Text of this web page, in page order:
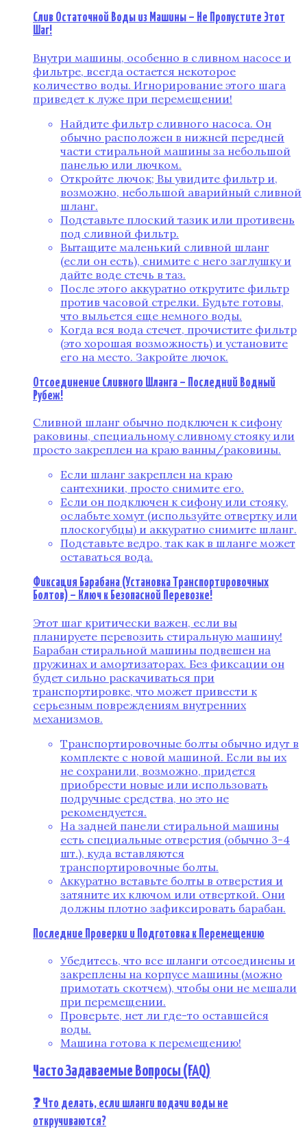
Слив Остаточной Воды из Машины – Не Пропустите Этот
Шаг!
Внутри машины, особенно в сливном насосе и
фильтре, всегда остается некоторое
количество воды. Игнорирование этого шага
приведет к луже при перемещении!
Найдите фильтр сливного насоса. Он
обычно расположен в нижней передней
части стиральной машины за небольшой
панелью или лючком.
Откройте лючок; Вы увидите фильтр и,
возможно, небольшой аварийный сливной
шланг.
Подставьте плоский тазик или противень
под сливной фильтр.
Вытащите маленький сливной шланг
(если он есть), снимите с него заглушку и
дайте воде стечь в таз.
После этого аккуратно открутите фильтр
против часовой стрелки. Будьте готовы,
что выльется еще немного воды.
Когда вся вода стечет, прочистите фильтр
(это хорошая возможность) и установите
его на место. Закройте лючок.
Отсоединение Сливного Шланга – Последний Водный
Рубеж!
Сливной шланг обычно подключен к сифону
раковины, специальному сливному стояку или
просто закреплен на краю ванны/раковины.
Если шланг закреплен на краю
сантехники, просто снимите его.
Если он подключен к сифону или стояку,
ослабьте хомут (используйте отвертку или
плоскогубцы) и аккуратно снимите шланг.
Подставьте ведро, так как в шланге может
оставаться вода.
Фиксация Барабана (Установка Транспортировочных
Болтов) – Ключ к Безопасной Перевозке!
Этот шаг критически важен, если вы
планируете перевозить стиральную машину!
Барабан стиральной машины подвешен на
пружинах и амортизаторах. Без фиксации он
будет сильно раскачиваться при
транспортировке, что может привести к
серьезным повреждениям внутренних
механизмов.
Транспортировочные болты обычно идут в
комплекте с новой машиной. Если вы их
не сохранили, возможно, придется
приобрести новые или использовать
подручные средства, но это не
рекомендуется.
На задней панели стиральной машины
есть специальные отверстия (обычно 3-4
шт.), куда вставляются
транспортировочные болты.
Аккуратно вставьте болты в отверстия и
затяните их ключом или отверткой. Они
должны плотно зафиксировать барабан.
Последние Проверки и Подготовка к Перемещению
Убедитесь, что все шланги отсоединены и
закреплены на корпусе машины (можно
примотать скотчем), чтобы они не мешали
при перемещении.
Проверьте, нет ли где-то оставшейся
воды.
Машина готова к перемещению!
Часто Задаваемые Вопросы (FAQ)
❓ Что делать, если шланги подачи воды не
откручиваются?